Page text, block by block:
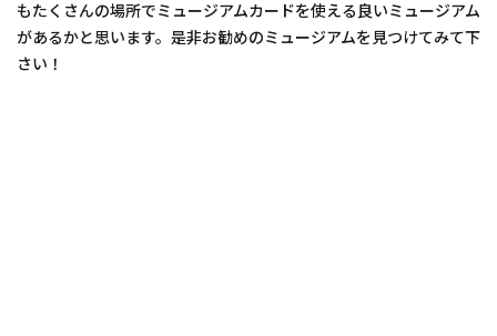
もたくさんの場所でミュージアムカードを使える良いミュージアム
があるかと思います。是非お勧めのミュージアムを見つけてみて下
さい！